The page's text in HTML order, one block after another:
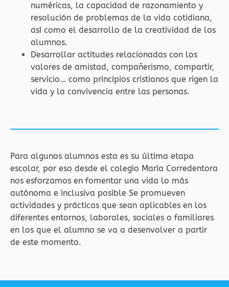
numéricas, la capacidad de razonamiento y
resolución de problemas de la vida cotidiana,
así como el desarrollo de la creatividad de los
alumnos.
Desarrollar actitudes relacionadas con los
valores de amistad, compañerismo, compartir,
servicio… como principios cristianos que rigen la
vida y la convivencia entre las personas.
Para algunos alumnos esta es su última etapa
escolar, por eso desde el colegio María Corredentora
nos esforzamos en fomentar una vida lo más
autónoma e inclusiva posible Se promueven
actividades y prácticas que sean aplicables en los
diferentes entornos, laborales, sociales o familiares
en los que el alumno se va a desenvolver a partir
de este momento.